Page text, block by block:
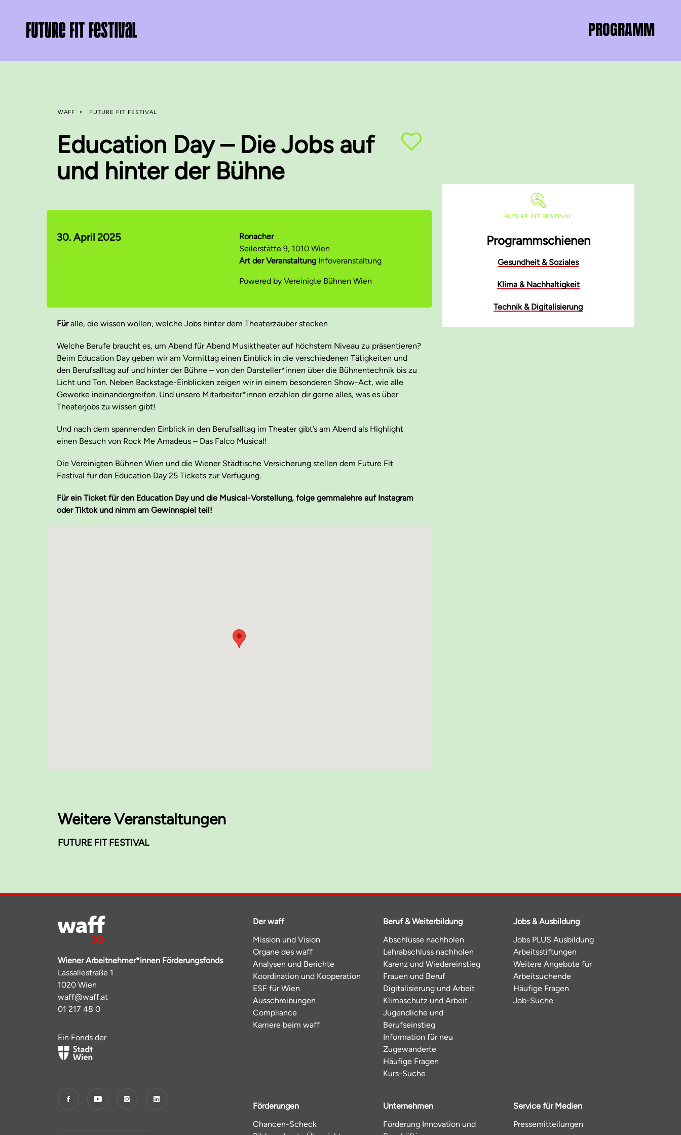
PROGRAMM
WAFF FUTURE FIT FESTIVAL
Education Day – Die Jobs auf
und hinter der Bühne
30. April 2025
Ronacher
Seilerstätte 9, 1010 Wien
Art der Veranstaltung Infoveranstaltung
Powered by Vereinigte Bühnen Wien
Füralle, die wissen wollen, welche Jobs hinter dem Theaterzauber stecken
Welche Berufe braucht es, um Abend für Abend Musiktheater auf höchstem Niveau zu präsentieren?
Beim Education Day geben wir am Vormittag einen Einblick in die verschiedenen Tätigkeiten und
den Berufsalltag auf und hinter der Bühne – von den Darsteller*innen über die Bühnentechnik bis zu
Licht und Ton. Neben Backstage-Einblicken zeigen wir in einem besonderen Show-Act, wie alle
Gewerke ineinandergreifen. Und unsere Mitarbeiter*innen erzählen dir gerne alles, was es über
Theaterjobs zu wissen gibt!
Und nach dem spannenden Einblick in den Berufsalltag im Theater gibt’s am Abend als Highlight
einen Besuch von Rock Me Amadeus – Das Falco Musical!
Die Vereinigten Bühnen Wien und die Wiener Städtische Versicherung stellen dem Future Fit
Festival für den Education Day 25 Tickets zur Verfügung.
Für ein Ticket für den Education Day und die Musical-Vorstellung, folge gemmalehre auf Instagram
oder Tiktok und nimm am Gewinnspiel teil!
FUTURE FIT FESTIVAL
Programmschienen
Gesundheit & Soziales
Klima & Nachhaltigkeit
Technik & Digitalisierung
Weitere Veranstaltungen
FUTURE FIT FESTIVAL
Wiener Arbeitnehmer*innen Förderungsfonds
Lassallestraße 1
1020 Wien
waff@waff.at
01 217 48 0
Ein Fonds der
Der waff
Mission und Vision
Organe des waff
Analysen und Berichte
Koordination und Kooperation
ESF für Wien
Ausschreibungen
Compliance
Karriere beim waff
Beruf & Weiterbildung
Abschlüsse nachholen
Lehrabschluss nachholen
Karenz und Wiedereinstieg
Frauen und Beruf
Digitalisierung und Arbeit
Klimaschutz und Arbeit
Jugendliche und
Berufseinstieg
Information für neu
Zugewanderte
Häufige Fragen
Kurs-Suche
Jobs & Ausbildung
Jobs PLUS Ausbildung
Arbeitsstiftungen
Weitere Angebote für
Arbeitsuchende
Häufige Fragen
Job-Suche
Förderungen
Chancen-Scheck
Unternehmen
Förderung Innovation und
Service für Medien
Pressemitteilungen